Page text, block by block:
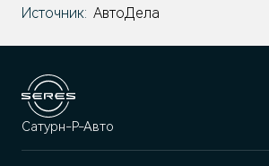
Источник: АвтоДела
Сатурн-Р-Авто